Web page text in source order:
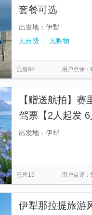
套餐可选
出发地：伊犁
无自费
无购物
已售68 用户点评：
【赠送航拍】
驾票【2人起发
出发地：伊犁
已售15 用户点评：
伊犁那拉提旅游